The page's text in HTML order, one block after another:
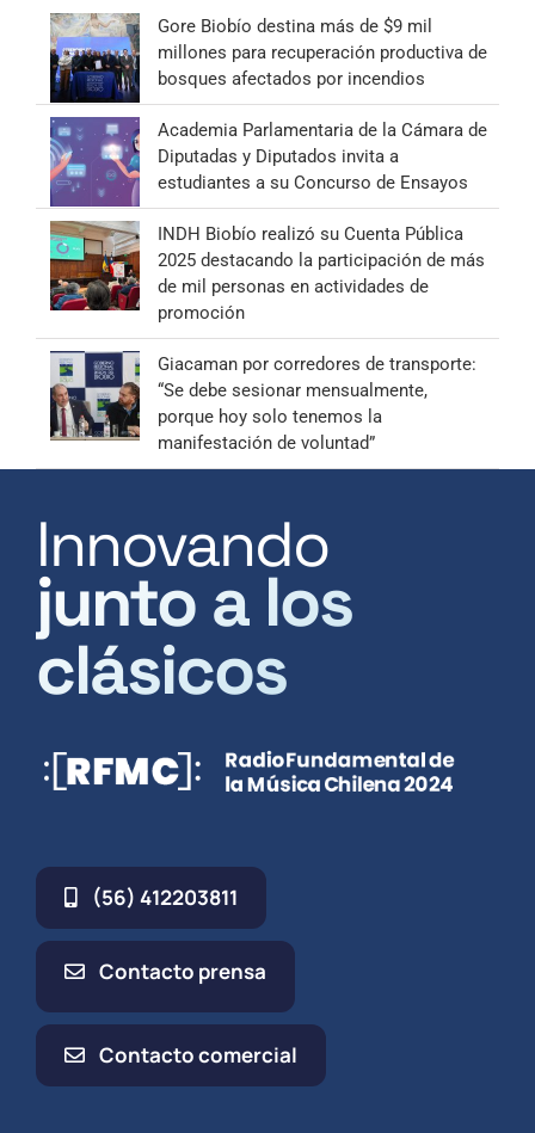
Gore Biobío destina más de $9 mil
millones para recuperación productiva de
bosques afectados por incendios
Academia Parlamentaria de la Cámara de
Diputadas y Diputados invita a
estudiantes a su Concurso de Ensayos
INDH Biobío realizó su Cuenta Pública
2025 destacando la participación de más
de mil personas en actividades de
promoción
Giacaman por corredores de transporte:
“Se debe sesionar mensualmente,
porque hoy solo tenemos la
manifestación de voluntad”
Innovando
junto a los
clásicos
(56) 412203811
Contacto prensa
Contacto comercial